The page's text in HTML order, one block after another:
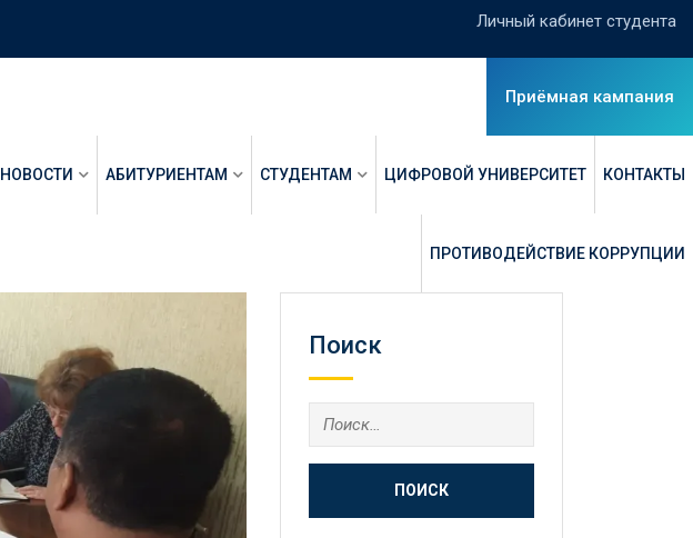
Личный кабинет студента
Приёмная кампания
НОВОСТИ АБИТУРИЕНТАМ СТУДЕНТАМ ЦИФРОВОЙ УНИВЕРСИТЕТ КОНТАКТЫ
ПРОТИВОДЕЙСТВИЕ КОРРУПЦИИ
Поиск